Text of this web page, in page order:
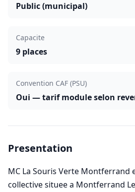
Public (municipal)
Capacite
9 places
Convention CAF (PSU)
Oui — tarif module selon
Presentation
MC La Souris Verte Montferrand
collective situee a Montferrand